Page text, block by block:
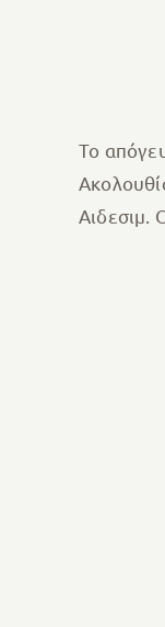
Το
Αιδεσιμ.